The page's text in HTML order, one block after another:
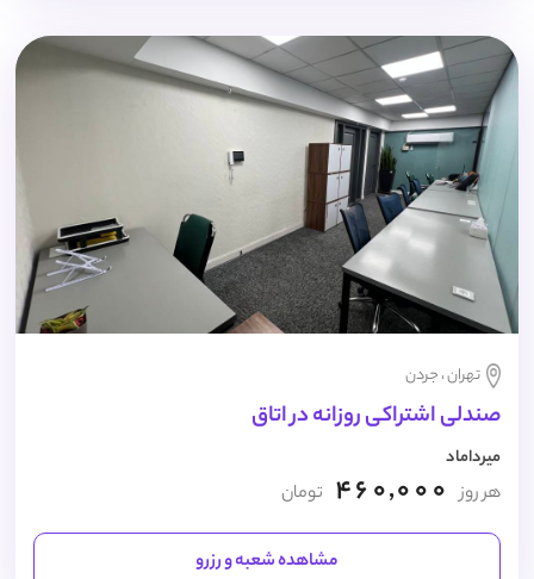
تهران ، جردن
صندلی اشتراکی روزانه در اتاق
میرداماد
هر روز 460,000 تومان
مشاهده شعبه و رزرو